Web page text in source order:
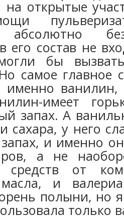
на открытые
абсолютно
его состав не
бы
самое главное
именно
имеет
запах. А
сахара, у него
и именно
а не
средств от
и
полыни, но
только